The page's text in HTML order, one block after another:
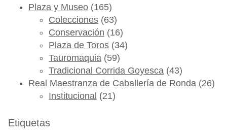
Plaza y Museo (165)
Colecciones (63)
Conservación (16)
Plaza de Toros (34)
Tauromaquia (59)
Tradicional Corrida Goyesca (43)
Real Maestranza de Caballería de Ronda (26)
Institucional (21)
Etiquetas